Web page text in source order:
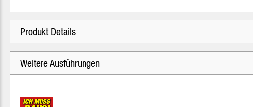
Produkt Details
Weitere Ausführungen